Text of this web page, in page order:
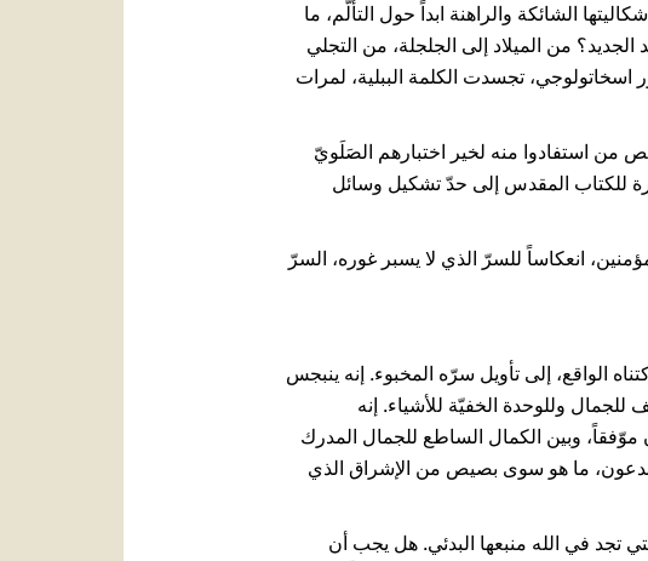
الشائكة والراهنة ابداً حول التألّم، ما
من الميلاد إلى الجلجلة، من التجلي
اسخاتولوجي، تجسدت الكلمة الببلية، لمرات
من استفادوا منه لخير اختبارهم الصَلَويّ
للكتاب المقدس إلى حدّ تشكيل وسائل
انعكاساً للسرّ الذي لا يسبر غوره، السرّ
الواقع، إلى تأويل سرّه المخبوء. إنه ينبجس
للجمال وللوحدة الخفيّة للأشياء. إنه
موّفقاً، وبين الكمال الساطع للجمال المدرك
ما هو سوى بصيص من الإشراق الذي
تجد في الله منبعها البدئي. هل يجب أن